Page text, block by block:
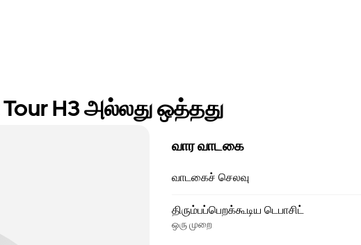
H3 அல்லது ஒத்தது
வார வாடகை
வாடகைச் செலவு
திரும்பப்பெறக்கூடிய டெபாசிட்
ஒரு முறை